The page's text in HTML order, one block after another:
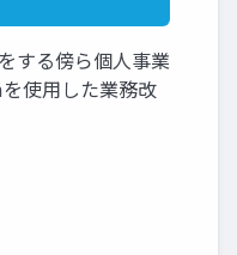
する傍ら個人事業
使用した業務改